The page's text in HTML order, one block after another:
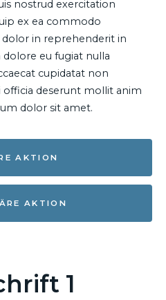
nostrud exercitation
ex ea commodo
dolor in reprehenderit in
dolore eu fugiat nulla
cupidatat non
deserunt mollit anim
dolor sit amet.
AKTION
AKTION
1